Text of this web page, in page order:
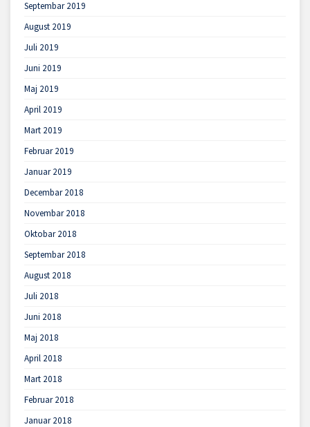
Septembar 2019
August 2019
Juli 2019
Juni 2019
Maj 2019
April 2019
Mart 2019
Februar 2019
Januar 2019
Decembar 2018
Novembar 2018
Oktobar 2018
Septembar 2018
August 2018
Juli 2018
Juni 2018
Maj 2018
April 2018
Mart 2018
Februar 2018
Januar 2018